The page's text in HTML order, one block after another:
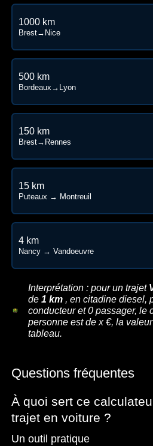
1000 km
Brest→Nice
500 km
Bordeaux→Lyon
150 km
Brest→Rennes
15 km
Puteaux → Montreuil
4 km
Nancy → Vandoeuvre
Interprétation : pour un trajet
de 1 km , en citadine diesel,
conducteur et0 passager, le
personne est de x €, la
tableau.
Questions fréquentes
À quoi sert ce
trajet en voiture ?
Un outil pratique